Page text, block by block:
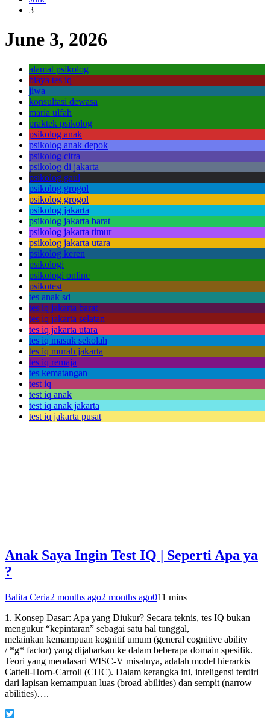
3
June 3, 2026
alamat psikolog
biaya tes iq
jiwa
konsultasi dewasa
maria ulfah
praktek psikolog
psikolog anak
psikolog anak depok
psikolog citra
psikolog di jakarta
psikolog gaul
psikolog grogol
psikolog grogol
psikolog jakarta
psikolog jakarta barat
psikolog jakarta timur
psikolog jakarta utara
psikolog keren
psikologi
psikologi online
psikotest
tes anak sd
tes iq jakarta barat
tes iq jakarta selatan
tes iq jakarta utara
tes iq masuk sekolah
tes iq murah jakarta
tes iq remaja
tes kematangan
test iq
test iq anak
test iq anak jakarta
test iq jakarta pusat
Anak Saya Ingin Test IQ | Seperti Apa ya
?
Balita Ceria2 months ago2 months ago011 mins
1. Konsep Dasar: Apa yang Diukur? Secara teknis, tes IQ bukan
mengukur “kepintaran” sebagai satu hal tunggal,
melainkan kemampuan kognitif umum (general cognitive ability
/ *g* factor) yang dijabarkan ke dalam beberapa domain spesifik.
Teori yang mendasari WISC-V misalnya, adalah model hierarkis
Cattell-Horn-Carroll (CHC). Dalam kerangka ini, inteligensi terdiri
dari lapisan kemampuan luas (broad abilities) dan sempit (narrow
abilities)….